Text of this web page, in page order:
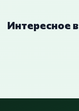
Интересное